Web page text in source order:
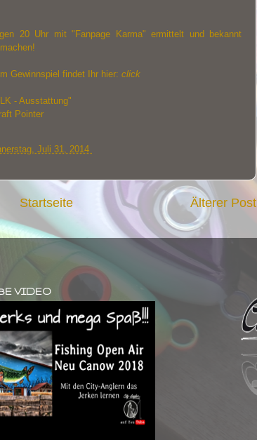
20 Uhr mit "Fanpage Karma" ermittelt und bekannt
Gewinnspiel findet Ihr hier: click
- Ausstattung"
Pointer
Juli 31, 2014
Älterer Post
Startseite
VIDEO